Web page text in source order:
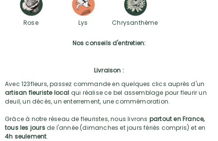
Rose Lys Chrysanthème
Nos conseils d'entretien:
Livraison :
Avec 123fleurs, passez commande en quelques clics auprès d'un
artisan fleuriste local qui réalise ce bel assemblage pour fleurir un
deuil, un décès, un enterrement, une commémoration.
Grâce à notre réseau de fleuristes, nous livrons partout en France,
tous les joursde l'année (dimanches et jours fériés compris) et en
4h seulement.